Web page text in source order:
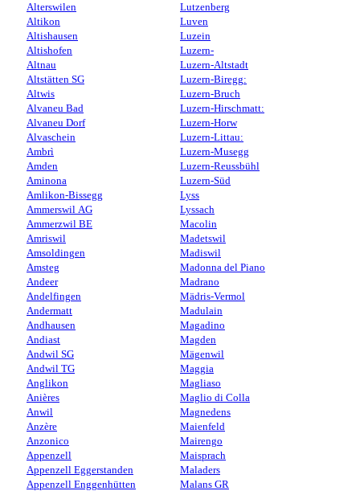
Alterswilen
Altikon
Altishausen
Altishofen
Altnau
Altstätten SG
Altwis
Alvaneu Bad
Alvaneu Dorf
Alvaschein
Ambrì
Amden
Aminona
Amlikon-Bissegg
Ammerswil AG
Ammerzwil BE
Amriswil
Amsoldingen
Amsteg
Andeer
Andelfingen
Andermatt
Andhausen
Andiast
Andwil SG
Andwil TG
Anglikon
Anières
Anwil
Anzère
Anzonico
Appenzell
Appenzell Eggerstanden
Appenzell Enggenhütten
Lutzenberg
Luven
Luzein
Luzern-
Luzern-Altstadt
Luzern-Biregg:
Luzern-Bruch
Luzern-Hirschmatt:
Luzern-Horw
Luzern-Littau:
Luzern-Musegg
Luzern-Reussbühl
Luzern-Süd
Lyss
Lyssach
Macolin
Madetswil
Madiswil
Madonna del Piano
Madrano
Mädris-Vermol
Madulain
Magadino
Magden
Mägenwil
Maggia
Magliaso
Maglio di Colla
Magnedens
Maienfeld
Mairengo
Maisprach
Maladers
Malans GR